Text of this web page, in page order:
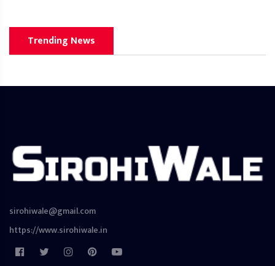
Trending News
sirohiwale@gmail.com
https://www.sirohiwale.in